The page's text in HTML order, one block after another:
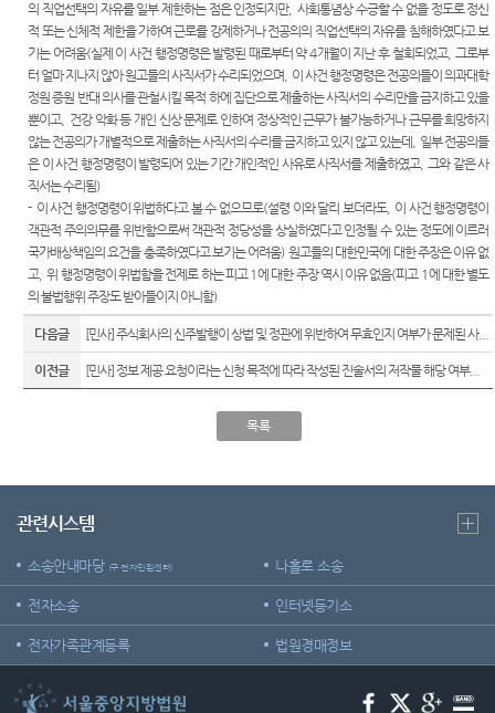
보안검
색
내
영상재
판 절차
안내
자주 사
용하는
양식모
음
재판기
록열람
복사예
약
서울법
원종합
청사 집
의 직업선택의 자유를 일부 제한하는 점은 인정되지만, 사회통념상 수긍할 수 없을 정도로 정신
적 또는 신체적 제한을 가하여 근로를 강제하거나 전공의의 직업선택의 자유를 침해하였다고 보
기는 어려움(실제 이 사건 행정명령은 발령된 때로부터 약4개월이 지난 후 철회되었고,그로부
터 얼마 지나지 않아 원고들의 사직서가 수리되었으며
이 사건 행정명령은 전공의들이 의과대학
정원 증원 반대 의사를 관철시킬 목적 하에 집단으로 제출하는 사직서의 수리만을 금지하고 있을
뿐이고, 건강 악화 등 개인 신상 문제로 인하여 정상적인 근무가 불가능하거나 근무를 희망하지
않는 전공의가 개별적으로 제출하는 사직서의 수리를 금지하고 있지 않고 있는데
일부 전공의들
은 이 사건 행정명령이 발령되어 있는 기간 개인적인 사유로 사직서를 제출하였고,그와 같은 사
직서는 수리됨)
- 이 사건 행정명령이 위법하다고 볼 수 없으므로(설령 이와 달리 보더라도, 이 사건 행정명령이
객관적 주의의무를 위반함으로써 객관적 정당성을 상실하였다고 인정될 수 있는 정도에 이르러
국가배상책임의 요건을 충족하였다고 보기는 어려움)원고들의 대한민국에 대한 주장은 이유 없
고,위 행정명령이 위법함을 전제로 하는 피고 1에 대한 주장 역시 이유 없음(피고 1에 대한 별도
의 불법행위 주장도 받아들이지 아니함)
다음글 [민사] 주식회사의 신주발행이 상법 및 정관에 위반하여 무효인지 여부가 문제된 사...
이전글 [민사] 정보 제공 요청이라는 신청 목적에 따라 작성된 진술서의 저작물 해당 여부...
목록
관련시스템
소송안내마당 (구 전자민원센터) 나홀로 소송
전자소송 인터넷등기소
전자가족관계등록 법원경매정보